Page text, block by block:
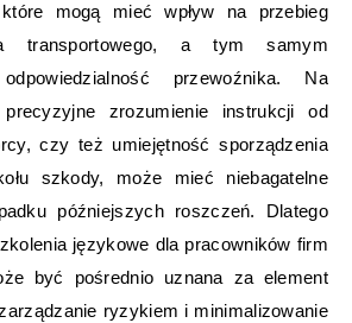
mogą mieć wpływ na przebieg
transportowego, a tym samym
przewoźnika. Na
zrozumienie instrukcji od
czy też umiejętność sporządzenia
szkody, może mieć niebagatelne
późniejszych roszczeń. Dlatego
językowe dla pracowników firm
być pośrednio uznana za element
ryzykiem i minimalizowanie